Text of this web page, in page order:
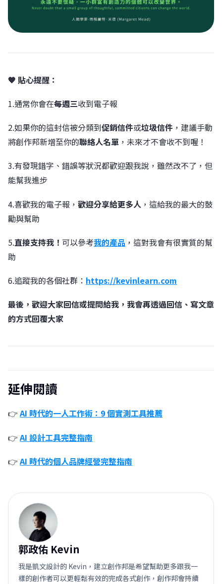
🧡 貼心提醒：
1.通常你會在每週三收到電子報
2.如果你的這封信被分類到促銷信件或垃圾信件 ，建議手動
將創作邦新增至你的聯絡人名單 ，未來才不會收不到喔！
3.有發現錯字、錯誤等狀況都歡迎跟我說，雖然改不了，但
能幫我進步
4.喜歡我的電子報， 歡迎分享給更多人 ，這給我的最大的鼓
勵與幫助
5.直接支持我！ 可以參考我的產品 ，這對我會有很實質的幫
助
6.追蹤我的各個社群： https://kevinlearn.com
最後，歡迎大家回信或提問給我，我會再透過回信、寫文章
的方式回覆大家
延伸閱讀
👉AI 時代的一人工作術：9 個實測工具推薦
👉 AI 設計工具完整指南
👉 AI 時代的個人品牌經營完整指南
郭
郭政佑 Kevin
我是凱文設計的 Kevin，建立創作邦是希望幫助更多跟我一
樣的創作者可以更輕鬆有效的完成各式創作，創作邦會持續